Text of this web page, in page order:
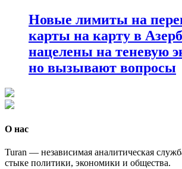
Новые лимиты на
карты на карту в
нацелены на теневую
но вызывают вопросы
О нас
Turan — независимая аналитическая
стыке политики, экономики и общества.